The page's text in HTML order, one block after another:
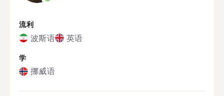
流利
波斯语 英语
学
挪威语